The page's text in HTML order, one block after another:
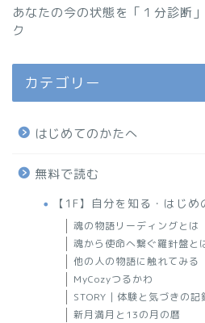
あなたの今の状態を「１分診断
ク
カテゴリー
はじめてのかたへ
無料で読む
【1F】自分を知る・はじめ
魂の物語リーディングとは
魂から使命へ繋ぐ羅針盤と
他の人の物語に触れてみる
MyCozyつるかわ
STORY｜体験と気づきの記
新月満月と13の月の暦